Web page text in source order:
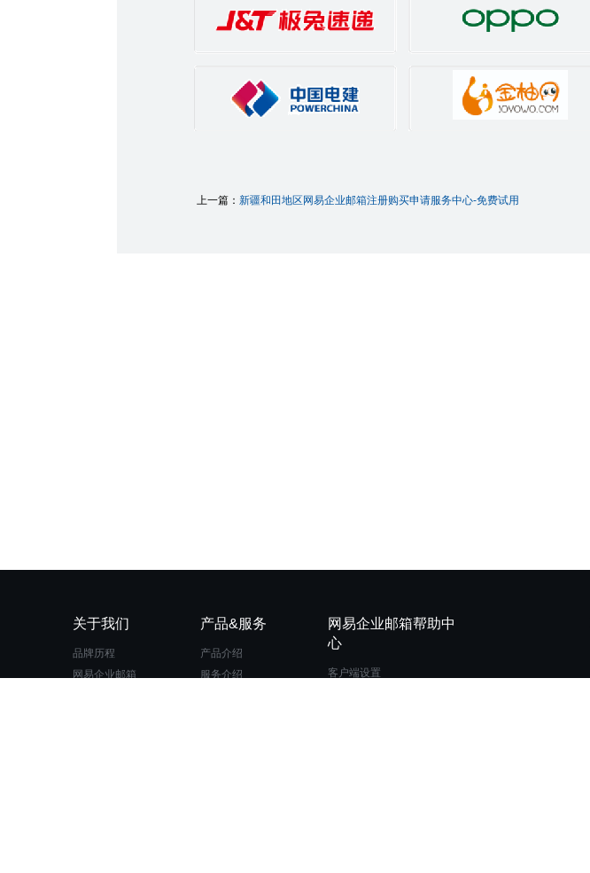
上一篇： 新疆和田地区网易企业邮箱注册购买申请服务中心-免费试用
关于我们
品牌历程
网易企业邮箱
产品&服务
产品介绍
服务介绍
网易企业邮箱帮助中
心
客户端设置